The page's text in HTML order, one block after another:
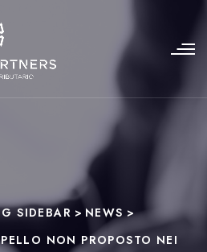
SIDEBAR > NEWS >
NON PROPOSTO NEI